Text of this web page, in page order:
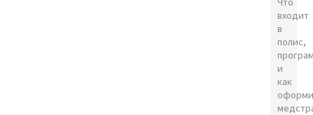
входит
в
полис,
и
как